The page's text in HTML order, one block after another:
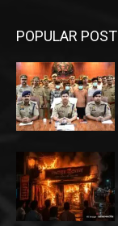
POPULAR